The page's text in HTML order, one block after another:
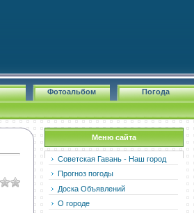
Погода
Фотоальбом
Меню сайта
Советская Гавань - Наш город
Прогноз погоды
Доска Объявлений
О городе